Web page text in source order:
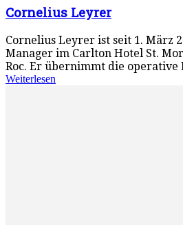
Cornelius Leyrer
Cornelius Leyrer ist seit 1. März
Manager im Carlton Hotel St.
Roc. Er übernimmt die operative
Weiterlesen